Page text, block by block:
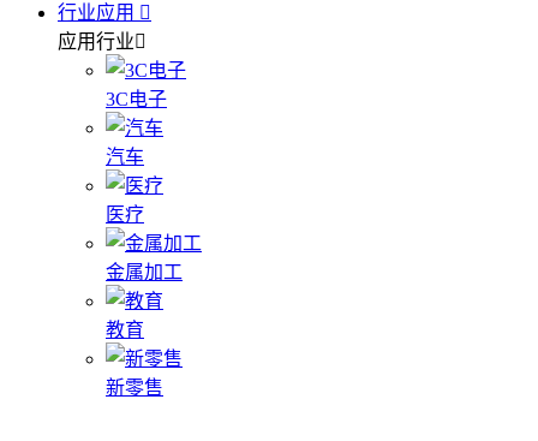
行业应用
应用行业
3C电子
汽车
医疗
金属加工
教育
新零售